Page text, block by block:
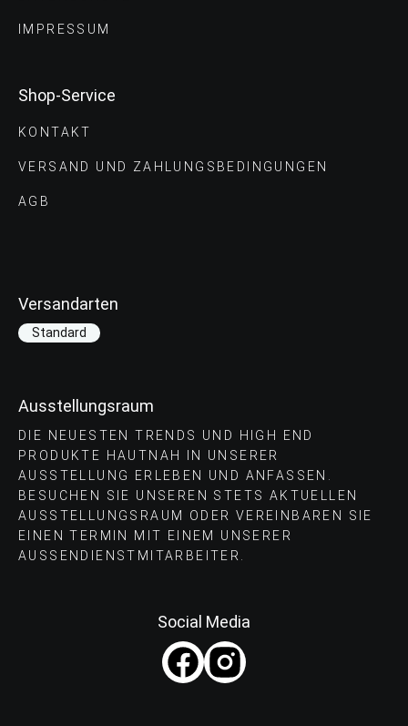
IMPRESSUM
Shop-Service
KONTAKT
VERSAND UND ZAHLUNGS­BEDINGUNGEN
AGB
Versandarten
Standard
Ausstellungsraum
DIE NEUESTEN TRENDS UND HIGH END
PRODUKTE HAUTNAH IN UNSERER
AUSSTELLUNG ERLEBEN UND ANFASSEN.
BESUCHEN SIE UNSEREN STETS AKTUELLEN
AUSSTELLUNGSRAUM ODER VEREINBAREN SIE
EINEN TERMIN MIT EINEM UNSERER
AUSSENDIENSTMITARBEITER.
Social Media